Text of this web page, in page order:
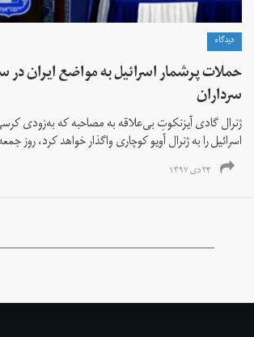
دیدگاه
حملات پرشمار اسرائیل به مواضع ایران
سرداران
ژنرال گادی آیزنکوتِ بی‌علاقه به مصاحبه که به‌زودی
اسرائیل را به ژنرال آویو کوچاری واگذار خواهد کرد، روز جمعه ۲۱ دی‌ماه،
۲۴ دی ۱۳۹۷